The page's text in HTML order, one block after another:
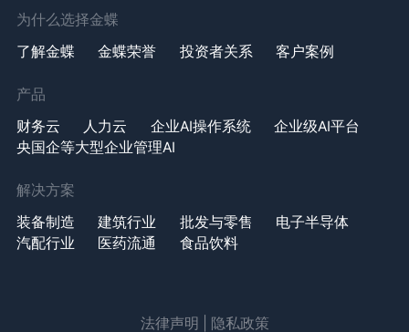
为什么选择金蝶
了解金蝶
金蝶荣誉 投资者关系 客户案例
产品
财务云
人力云 企业AI操作系统
企业级AI平台
央国企等大型企业管理AI
解决方案
装备制造
建筑行业 批发与零售
电子半导体
汽配行业
医药流通 食品饮料
法律声明 隐私政策